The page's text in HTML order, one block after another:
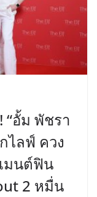
อั้ม พัชรา
ไลฟ์ ควง
มนต์ฟิน
2 หมื่น